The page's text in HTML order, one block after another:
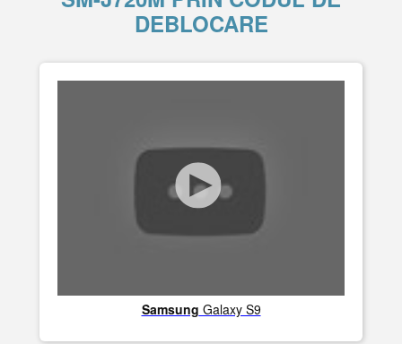
DEBLOCARE
Samsung Galaxy S9